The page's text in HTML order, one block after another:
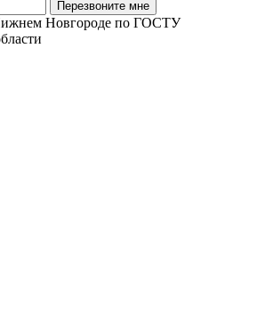
Перезвоните мне
Новгороде по ГОСТУ